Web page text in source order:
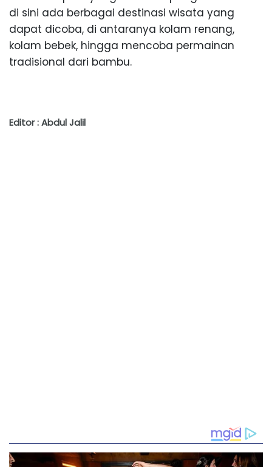
di sini ada berbagai destinasi wisata yang
dapat dicoba, di antaranya kolam renang,
kolam bebek, hingga mencoba permainan
tradisional dari bambu.
Editor : Abdul Jalil